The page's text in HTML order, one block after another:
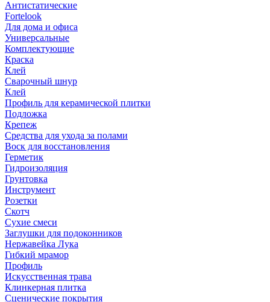
Антистатические
Fortelook
Для дома и офиса
Универсальные
Комплектующие
Краска
Клей
Сварочный шнур
Клей
Профиль для керамической плитки
Подложка
Крепеж
Средства для ухода за полами
Воск для восстановления
Герметик
Гидроизоляция
Грунтовка
Инструмент
Розетки
Скотч
Сухие смеси
Заглушки для подоконников
Нержавейка Лука
Гибкий мрамор
Профиль
Искусственная трава
Клинкерная плитка
Сценические покрытия